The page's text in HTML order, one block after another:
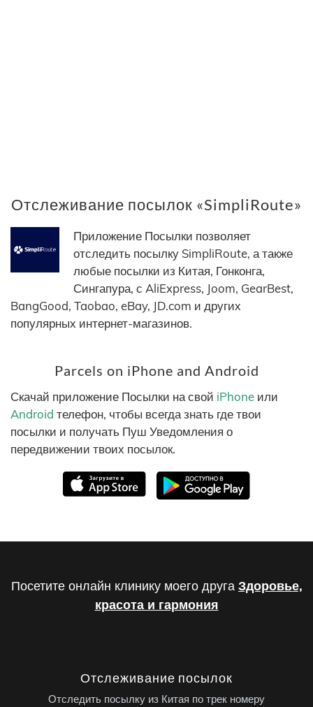
Отслеживание посылок «SimpliRoute»
Приложение Посылки позволяет
отследить посылку SimpliRoute, а также
любые посылки из Китая, Гонконга,
Сингапура, с AliExpress, Joom, GearBest,
BangGood, Taobao, eBay, JD.com и других
популярных интернет-магазинов.
Parcels on iPhone and Android
Скачай приложение Посылки на свой iPhone или
Android телефон, чтобы всегда знать где твои
посылки и получать Пуш Уведомления о
передвижении твоих посылок.
Посетите онлайн клинику моего друга Здоровье,
красота и гармония
Отслеживание посылок
Отследить посылку из Китая по трек номеру